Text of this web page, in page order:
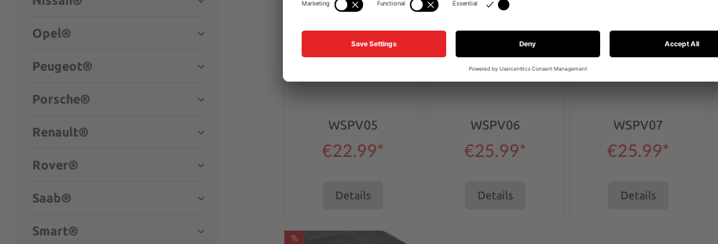
Opel®
Peugeot®
Porsche®
Renault®
Rover®
Saab®
Smart®
120x50cm aus schwarzem
Windschotttasche aus schwarzem
Kunstleder mit Klettverschluss.
WSPV05
€22.99*
Details
130x40cm aus schwarzem
Windschotttasche aus schwarzem
Kunstleder mit Klettverschluss.
Sicherer Schutz für Transport und
WSPV06
€25.99*
Details
Windschotttasche aus schwarzem
Kunstleder mit Klettverschluss.
Sicherer Schutz für Transport und
WSPV07
€25.99*
Details
%